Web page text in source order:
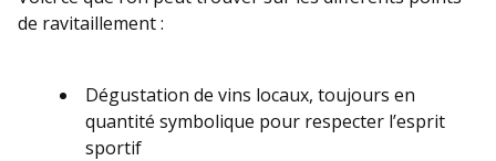
de ravitaillement :
Dégustation de vins locaux, toujours en
quantité symbolique pour respecter l’esprit
sportif